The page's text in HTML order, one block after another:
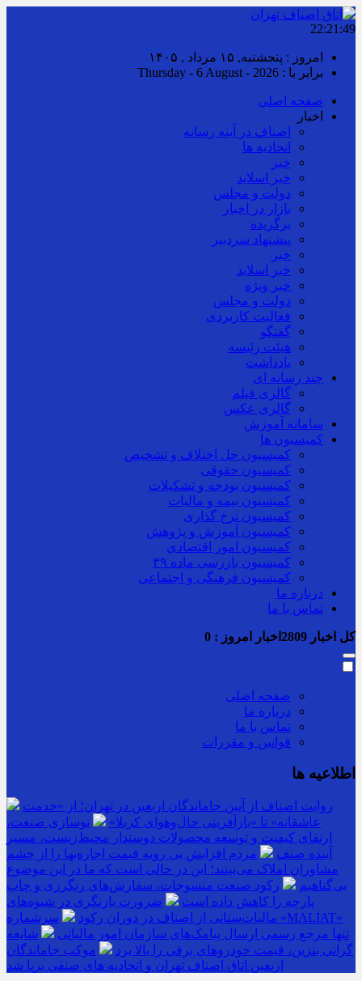
22:21:49
امروز : پنجشنبه, ۱۵ مرداد , ۱۴۰۵
برابر با : Thursday - 6 August - 2026
صفحه اصلی
اخبار
اصناف در آینه رسانه
اتحادیه ها
خبر
خبر اسلايد
دولت و مجلس
بازار در اخبار
برگزیده
پیشنهاد سردبیر
خبر
خبر اسلايد
خبر ویژه
دولت و مجلس
فعالیت کاربردی
گفتگو
هیئت رئیسه
یادداشت
چند رسانه ای
گالری فیلم
گالری عکس
سامانه آموزش
کمیسیون ها
کمیسیون حل اختلاف و تشخیص
کمیسیون حقوقی
کمیسیون بودجه و تشکیلات
کمیسیون بیمه و مالیات
کمیسیون نرخ گذاری
کمیسیون آموزش و پژوهش
کمیسیون امور اقتصادی
کمیسیون بازرسی ماده ۳۹
کمیسیون فرهنگی و اجتماعی
درباره ما
تماس با ما
کل اخبار اخبار امروز : 0
صفحه اصلی
درباره ما
تماس با ما
قوانین و مقررات
اطلاعیه ها
روایت اصناف از آیین جاماندگان اربعین در تهران؛ از «خدمت
عاشقانه» تا «بازآفرینی حال‌وهوای کربلا»
نوسازی صنعت،
ارتقای کیفیت و توسعه محصولات دوستدار محیط‌زیست، مسیر
آینده صنف
مردم افزایش بی رویه قیمت اجاره‌بها را از چشم
مشاوران املاک می‌بینند؛ این در حالی است که ما در این موضوع
بی‌گناهیم
رکود صنعت منسوجات، سفارش‌های رنگرزی و چاپ
پارچه را کاهش داده است
ضرورت بازنگری در شیوه‌های
مالیات‌ستانی از اصناف در دوران رکود
سرشماره «MALIAT»
تنها مرجع رسمی ارسال پیامک‌های سازمان امور مالیاتی
شایعه
گرانی بنزین، قیمت خودروهای برقی را بالا برد
موکب جاماندگان
اربعین اتاق اصناف تهران و اتحادیه های صنفی برپا شد